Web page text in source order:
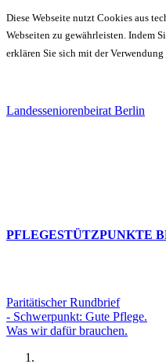
Diese Webseite nutzt Cookies aus
Webseiten zu gewährleisten. Indem
erklären Sie sich mit der
Landesseniorenbeirat Berlin
PFLEGESTÜTZPUNKTE
Paritätischer Rundbrief
- Schwerpunkt: Gute Pflege.
Was wir dafür brauchen.